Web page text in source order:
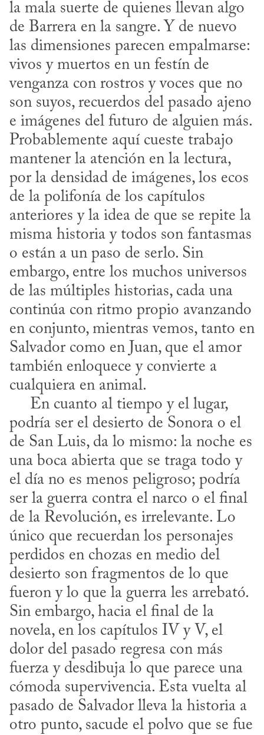
la mala suerte de quienes llevan algo
de Barrera en la sangre. Y de nuevo
las dimensiones parecen empalmarse:
vivos y muertos en un festín de
venganza con rostros y voces que no
son suyos, recuerdos del pasado ajeno
e imágenes del futuro de alguien más.
Probablemente aquí cueste trabajo
mantener la atención en la lectura,
por la densidad de imágenes, los ecos
de la polifonía de los capítulos
anteriores y la idea de que se repite la
misma historia y todos son fantasmas
o están a un paso de serlo. Sin
embargo, entre los muchos universos
de las múltiples historias, cada una
continúa con ritmo propio avanzando
en conjunto, mientras vemos, tanto en
Salvador como en Juan, que el amor
también enloquece y convierte a
cualquiera en animal.
podría ser el desierto de Sonora o el
de San Luis, da lo mismo: la noche es
una boca abierta que se traga todo y
el día no es menos peligroso; podría
ser la guerra contra el narco o el final
de la Revolución, es irrelevante. Lo
único que recuerdan los personajes
perdidos en chozas en medio del
desierto son fragmentos de lo que
fueron y lo que la guerra les arrebató.
Sin embargo, hacia el final de la
novela, en los capítulos IV y V, el
dolor del pasado regresa con más
fuerza y desdibuja lo que parece una
cómoda supervivencia. Esta vuelta al
pasado de Salvador lleva la historia a
otro punto, sacude el polvo que se fue